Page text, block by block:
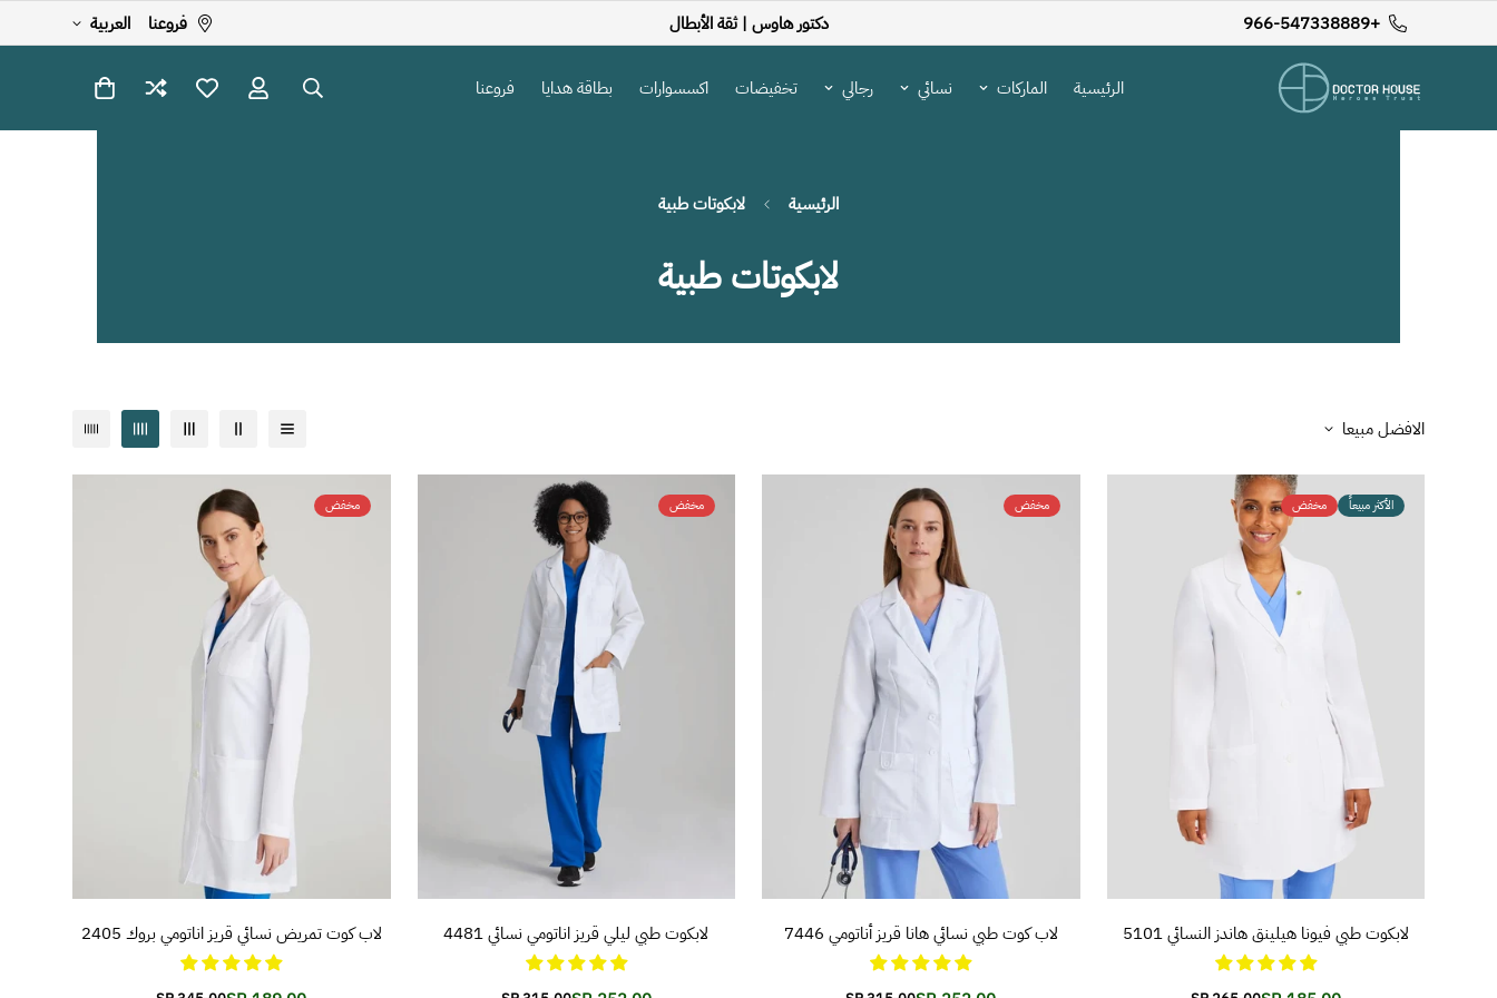
+966-547338889 دكتور هاوس |ثقة الأبطال فروعنا العربية
الرئيسية الماركات نسائي رجالي تخفيضات اكسسوارات بطاقة هدايا فروعنا
الرئيسية لابكوتات طبية
لابكوتات طبية
الافضل مبيعا
الأكثر مبيعاً مخفض
تفاصيل المنتج
لابكوت طبي فيونا هيلينق هاندز النسائي 5101
مخفض
تفاصيل المنتج
لاب كوت طبي نسائي هانا قريز أناتومي 7446
مخفض
تفاصيل المنتج
لابكوت طبي ليلي قريز اناتومي نسائي 4481
مخفض
تفاصيل المنتج
لاب كوت تمريض نسائي قريز اناتومي بروك 2405